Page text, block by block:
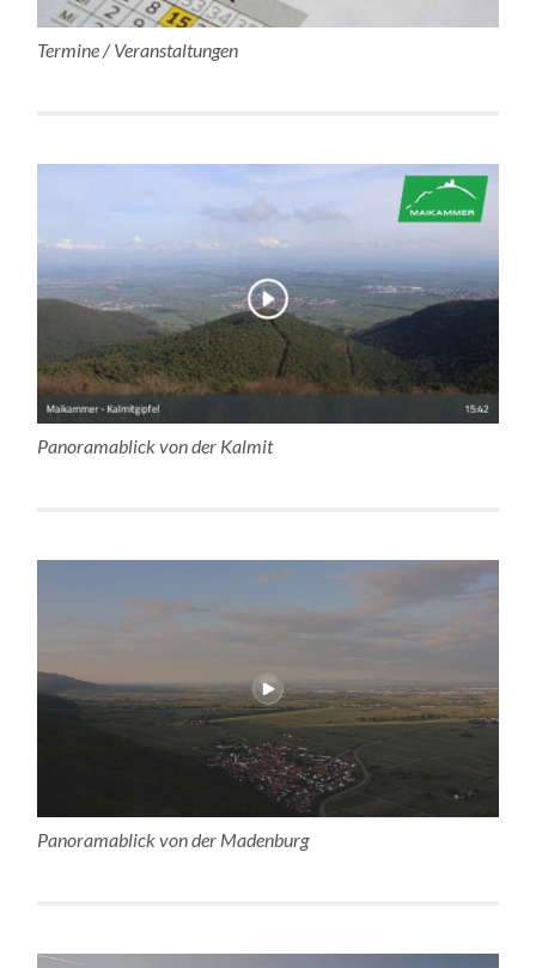
Termine / Veranstaltungen
Panoramablick von der Kalmit
Panoramablick von der Madenburg